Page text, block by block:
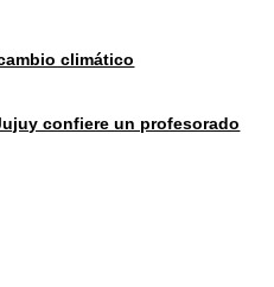
climático
confiere un profesorado